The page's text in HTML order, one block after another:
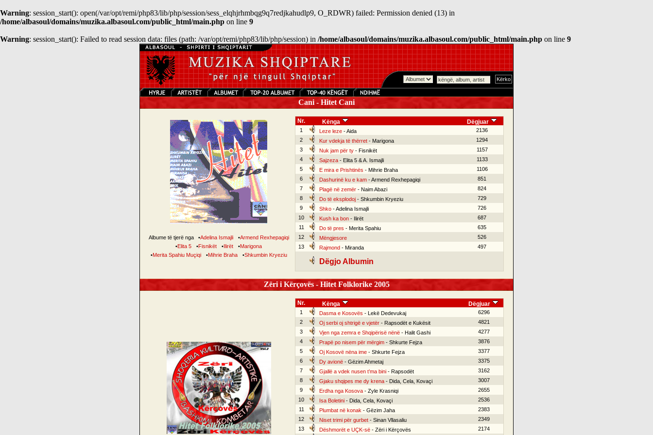
Warning: session_start(): open(/var/opt/remi/php83/lib/php/session/sess_elqhjrhmbqg9q7redjkahudlp9, O_RDWR) failed: Permission denied (13) in
/home/albasoul/domains/muzika.albasoul.com/public_html/main.php on line 9
Warning: session_start(): Failed to read session data: files (path: /var/opt/remi/php83/lib/php/session) in /home/albasoul/domains/muzika.albasoul.com/public_html/main.php on line 9
Cani - Hitet Cani
Albume të tjerë nga •Adelina Ismajli •Armend Rexhepagiqi
•Elita 5 •Fisnikët •Ilirët •Marigona
•Merita Spahiu Muçiqi •Mihrie Braha •Shkumbin Kryeziu
Nr. Kënga Dëgjuar
1 Leze leze- Aida
2136
2
Kur vdekja të thërret- Marigona
1294
3
Nuk jam për ty- Fisnikët
1157
4
Sajzeza- Elita 5 & A. Ismajli
1133
5
E mira e Prishtinës - Mihrie Braha
1106
6
Dashurinë ku e kam- Armend Rexhepagiqi
851
7
Plagë në zemër- Naim Abazi
824
8
Do të eksplodoj- Shkumbin Kryeziu
729
9
Shko- Adelina Ismajli
726
10
Kush ka bon- Ilirët
687
11
Do të pres - Merita Spahiu
635
12
Mëngjesore
526
13
Rajmond- Miranda 497
Dëgjo Albumin
Zëri i Kërçovës - Hitet Folklorike 2005
Nr. Kënga Dëgjuar
1 Dasma e Kosovës - Lekë Dedevukaj
6296
2
Oj serbi oj shtrigë e vjetër- Rapsodët e Kukësit
4821
3
Vjen nga zemra e Shqipërisë nënë- Halit Gashi
4277
4
Prapë po nisem për mërgim- Shkurte Fejza
3876
5
Oj Kosovë nëna ime- Shkurte Fejza
3377
6
Dy avionë- Gëzim Ahmetaj
3375
7
Gjallë a vdek nusen t’ma bini- Rapsodët
3162
8
Gjaku shqipes me dy krena- Dida, Cela, Kovaçi
3007
9
Erdha nga Kosova- Zyle Krasniqi
2655
10
Isa Boletini- Dida, Cela, Kovaçi
2536
11
Plumbat në konak - Gëzim Jaha
2383
12
Niset trimi për gurbet- Sinan Vllasaliu
2349
13
Dëshmorët e UÇK-së- Zëri i Kërçovës 2174